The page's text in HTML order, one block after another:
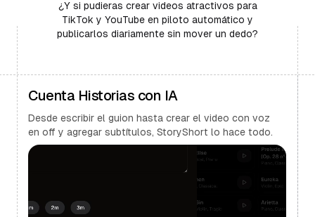
¿Y si pudieras crear videos atractivos para
TikTok y YouTube en piloto automático y
publicarlos diariamente sin mover un dedo?
Cuenta Historias con IA
Desde escribir el guion hasta crear el video con voz
en off y agregar subtítulos, StoryShort lo hace todo.